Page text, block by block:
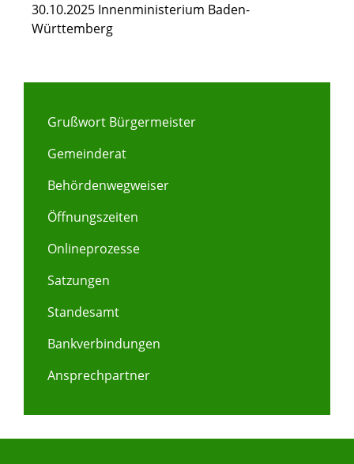
30.10.2025 Innenministerium Baden-
Württemberg
Grußwort Bürgermeister
Gemeinderat
Behördenwegweiser
Öffnungszeiten
Onlineprozesse
Satzungen
Standesamt
Bankverbindungen
Ansprechpartner